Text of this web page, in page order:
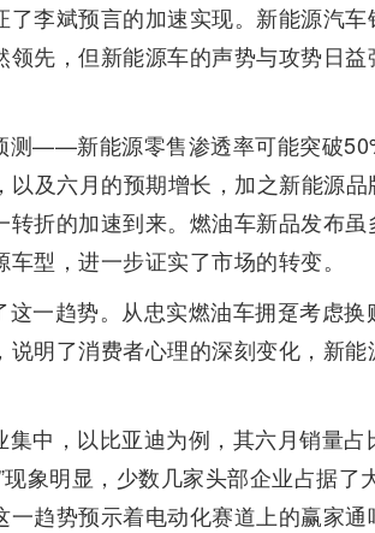
李斌预言的加速实现。新能源汽
先，但新能源车的声势与攻势日
测——新能源零售渗透率可能突破
及六月的预期增长，加之新能源品
折的加速到来。燃油车新品发布
型，进一步证实了市场的转变。
一趋势。从忠实燃油车拥趸考虑
明了消费者心理的深刻变化，新能
中，以比亚迪为例，其六月销量
象明显，少数几家头部企业占据了
趋势预示着电动化赛道上的赢家